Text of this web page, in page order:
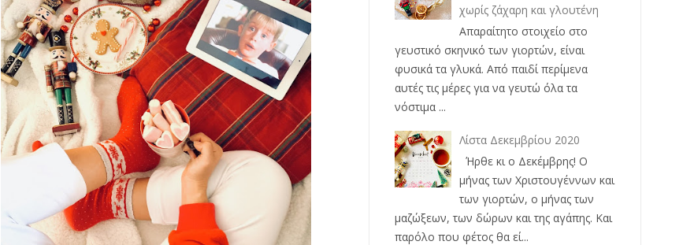
χωρίς ζάχαρη και γλουτένη
Απαραίτητο στοιχείο στο
γευστικό σκηνικό των γιορτών, είναι
φυσικά τα γλυκά. Από παιδί περίμενα
αυτές τις μέρες για να γευτώ όλα τα
νόστιμα ...
Λίστα Δεκεμβρίου 2020
Ήρθε κι ο Δεκέμβρης! Ο
μήνας των Χριστουγέννων και
των γιορτών, ο μήνας των
μαζώξεων, των δώρων και της αγάπης. Και
παρόλο που φέτος θα εί...